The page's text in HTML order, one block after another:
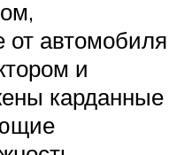
от автомобиля
и
карданные